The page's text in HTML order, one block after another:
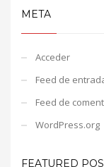
META
Acceder
Feed de
Feed de
WordPress.org
FEATURED